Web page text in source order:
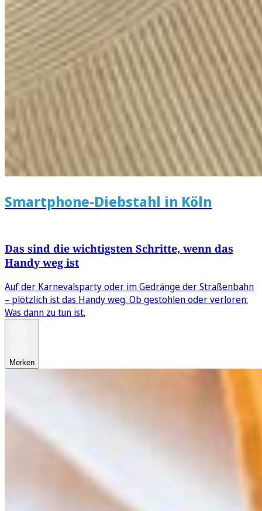
Smartphone-Diebstahl in Köln
Das sind die wichtigsten Schritte, wenn das
Handy weg ist
Auf der Karnevalsparty oder im Gedränge der Straßenbahn
– plötzlich ist das Handy weg. Ob gestohlen oder verloren:
Was dann zu tun ist.
Merken